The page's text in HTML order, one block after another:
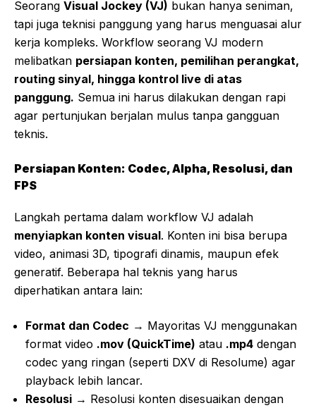
Seorang Visual Jockey (VJ) bukan hanya seniman,
tapi juga teknisi panggung yang harus menguasai alur
kerja kompleks. Workflow seorang VJ modern
melibatkan persiapan konten, pemilihan perangkat,
routing sinyal, hingga kontrol live di atas
panggung. Semua ini harus dilakukan dengan rapi
agar pertunjukan berjalan mulus tanpa gangguan
teknis.
Persiapan Konten: Codec, Alpha, Resolusi, dan
FPS
Langkah pertama dalam workflow VJ adalah
menyiapkan konten visual. Konten ini bisa berupa
video, animasi 3D, tipografi dinamis, maupun efek
generatif. Beberapa hal teknis yang harus
diperhatikan antara lain:
Format dan Codec → Mayoritas VJ menggunakan
format video .mov (QuickTime) atau .mp4 dengan
codec yang ringan (seperti DXV di Resolume) agar
playback lebih lancar.
Resolusi → Resolusi konten disesuaikan dengan